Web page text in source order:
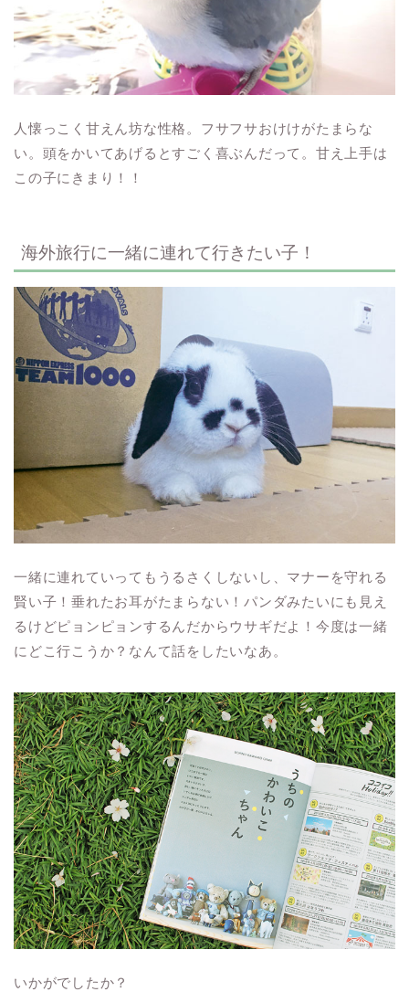
人懐っこく甘えん坊な性格。フサフサおけけがたまらな
い。頭をかいてあげるとすごく喜ぶんだって。甘え上手は
この子にきまり！！
海外旅行に一緒に連れて行きたい子！
一緒に連れていってもうるさくしないし、マナーを守れる
賢い子！垂れたお耳がたまらない！パンダみたいにも見え
るけどピョンピョンするんだからウサギだよ！今度は一緒
にどこ行こうか？なんて話をしたいなあ。
いかがでしたか？